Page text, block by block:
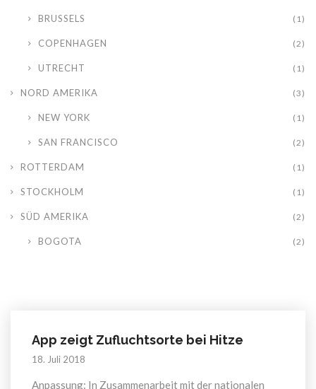
BRUSSELS (1)
COPENHAGEN (2)
UTRECHT (1)
NORD AMERIKA (3)
NEW YORK (1)
SAN FRANCISCO (2)
ROTTERDAM (1)
STOCKHOLM (1)
SÜD AMERIKA (2)
BOGOTA (2)
App zeigt Zufluchtsorte bei Hitze
18. Juli 2018
Anpassung: In Zusammenarbeit mit der nationalen